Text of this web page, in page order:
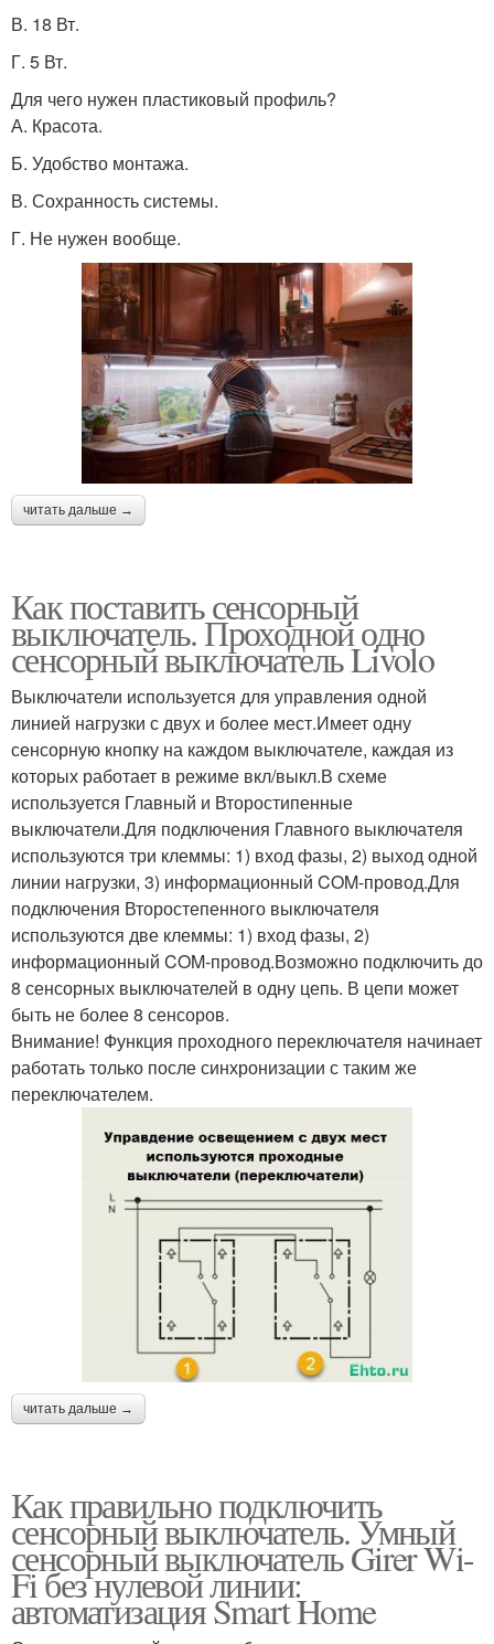
В. 18 Вт.
Г. 5 Вт.
Для чего нужен пластиковый профиль?
А. Красота.
Б. Удобство монтажа.
В. Сохранность системы.
Г. Не нужен вообще.
читать дальше →
Как поставить сенсорный
выключатель. Проходной одно
сенсорный выключатель Livolo
Выключатели используется для управления одной
линией нагрузки с двух и более мест.Имеет одну
сенсорную кнопку на каждом выключателе, каждая из
которых работает в режиме вкл/выкл.В схеме
используется Главный и Второстипенные
выключатели.Для подключения Главного выключателя
используются три клеммы: 1) вход фазы, 2) выход одной
линии нагрузки, 3) информационный COM-провод.Для
подключения Второстепенного выключателя
используются две клеммы: 1) вход фазы, 2)
информационный COM-провод.Возможно подключить до
8 сенсорных выключателей в одну цепь. В цепи может
быть не более 8 сенсоров.
Внимание! Функция проходного переключателя начинает
работать только после синхронизации с таким же
переключателем.
читать дальше →
Как правильно подключить
сенсорный выключатель. Умный
сенсорный выключатель Girer Wi-
Fi без нулевой линии:
автоматизация Smart Home